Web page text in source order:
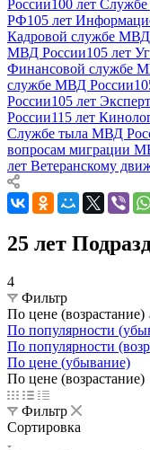
России100 лет
РФ105 лет
Кадровой службе МВД
МВД России105 лет
Финансовой службе
службе МВД России
России105 лет
России115 лет
Службе тыла МВД
вопросам миграции
лет Ветеранскому
25 лет
4
Фильтр
По цене (возрастание)
По популярности
По популярности
По цене (убывание)
По цене (возрастание)
Фильтр
Сортировка